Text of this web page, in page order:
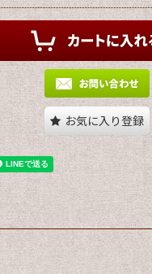
お気に入り登録